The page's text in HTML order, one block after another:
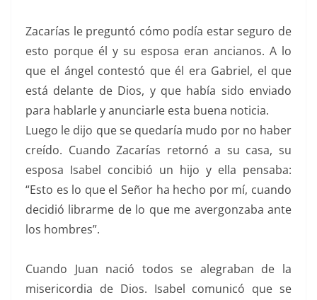
Zacarías le preguntó cómo podía estar seguro de
esto porque él y su esposa eran ancianos. A lo
que el ángel contestó que él era Gabriel, el que
está delante de Dios, y que había sido enviado
para hablarle y anunciarle esta buena noticia.
Luego le dijo que se quedaría mudo por no haber
creído. Cuando Zacarías retornó a su casa, su
esposa Isabel concibió un hijo y ella pensaba:
“Esto es lo que el Señor ha hecho por mí, cuando
decidió librarme de lo que me avergonzaba ante
los hombres”.
Cuando Juan nació todos se alegraban de la
misericordia de Dios. Isabel comunicó que se